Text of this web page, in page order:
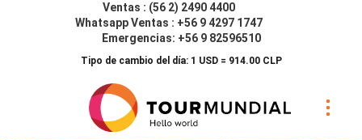
Ventas : (56 2) 2490 4400
Whatsapp Ventas : +56 9 4297 1747
Emergencias: +56 9 82596510
Tipo de cambio del día: 1 USD = 914.00 CLP